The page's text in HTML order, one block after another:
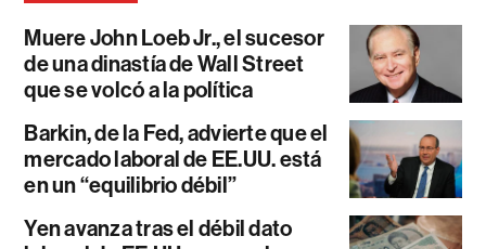
Muere John Loeb Jr., el sucesor
de una dinastía de Wall Street
que se volcó a la política
Barkin, de la Fed, advierte que el
mercado laboral de EE.UU. está
en un “equilibrio débil”
Yen avanza tras el débil dato